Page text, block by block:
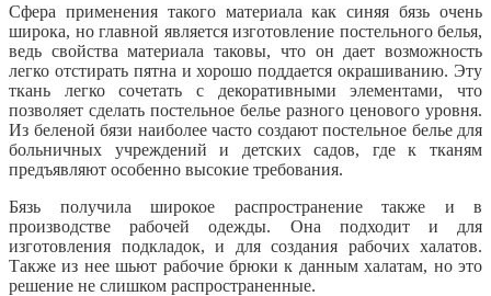
Сфера применения такого материала как синяя бязь очень
широка, но главной является изготовление постельного белья,
ведь свойства материала таковы, что он дает возможность
легко отстирать пятна и хорошо поддается окрашиванию. Эту
ткань легко сочетать с декоративными элементами, что
позволяет сделать постельное белье разного ценового уровня.
Из беленой бязи наиболее часто создают постельное белье для
больничных учреждений и детских садов, где к тканям
предъявляют особенно высокие требования.
Бязь получила широкое распространение также и в
производстве рабочей одежды. Она подходит и для
изготовления подкладок, и для создания рабочих халатов.
Также из нее шьют рабочие брюки к данным халатам, но это
решение не слишком распространенные.